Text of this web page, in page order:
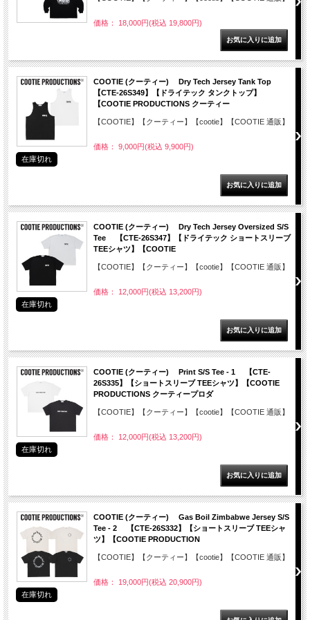
価格： 18,000円(税込 19,800円)
COOTIE (クーティー) Dry Tech Jersey Tank Top
【CTE-26S349】【ドライテック タンクトップ】
【COOTIE PRODUCTIONS クーティー
【COOTIE】【クーティー】【cootie】【COOTIE 通販】
価格： 9,000円(税込 9,900円)
在庫切れ
COOTIE (クーティー) Dry Tech Jersey Oversized S/S
Tee 【CTE-26S347】【ドライテック ショートスリーブ
TEEシャツ】【COOTIE
【COOTIE】【クーティー】【cootie】【COOTIE 通販】
価格： 12,000円(税込 13,200円)
在庫切れ
COOTIE (クーティー) Print S/S Tee - 1 【CTE-
26S335】【ショートスリーブ TEEシャツ】【COOTIE
PRODUCTIONS クーティープロダ
【COOTIE】【クーティー】【cootie】【COOTIE 通販】
価格： 12,000円(税込 13,200円)
在庫切れ
COOTIE (クーティー) Gas Boil Zimbabwe Jersey S/S
Tee - 2 【CTE-26S332】【ショートスリーブ TEEシャ
ツ】【COOTIE PRODUCTION
【COOTIE】【クーティー】【cootie】【COOTIE 通販】
価格： 19,000円(税込 20,900円)
在庫切れ